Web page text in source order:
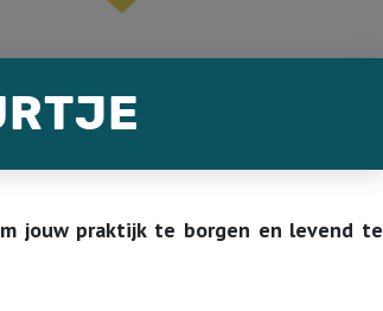
jouw praktijk te borgen en levend te